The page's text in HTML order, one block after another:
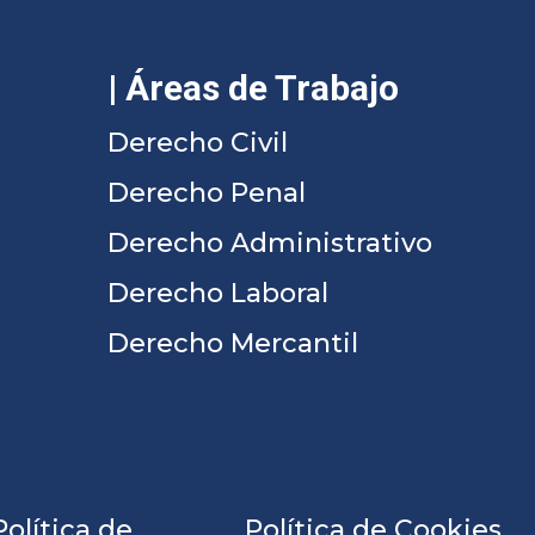
| Áreas de Trabajo
Derecho Civil
Derecho Penal
Derecho Administrativo
Derecho Laboral
Derecho Mercantil